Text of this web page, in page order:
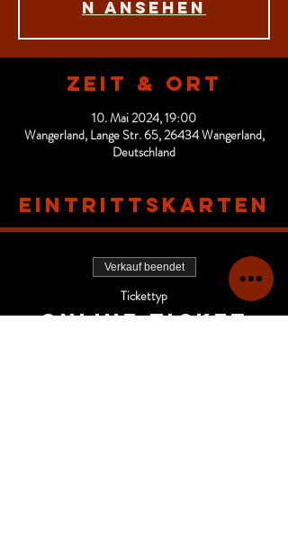
n ansehen
Zeit & Ort
10. Mai 2024, 19:00
Wangerland, Lange Str. 65, 26434 Wangerland,
Deutschland
Eintrittskarten
Verkauf beendet
Tickettyp
Online-Ticket